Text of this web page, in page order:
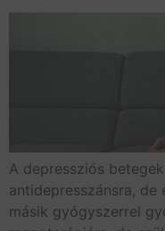
A depressziós
antidepresszánsra,
másik gyógyszerrel